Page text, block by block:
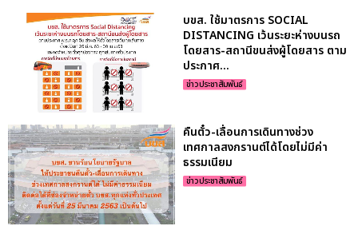
บขส. ใช้มาตรการ SOCIAL
DISTANCING เว้นระยะห่างบนรถ
โดยสาร-สถานีขนส่งผู้โดยสาร ตาม
ประกาศ...
ข่าวประชาสัมพันธ์
คืนตั๋ว-เลื่อนการเดินทางช่วง
เทศกาลสงกรานต์ได้โดยไม่มีค่า
ธรรมเนียม
ข่าวประชาสัมพันธ์